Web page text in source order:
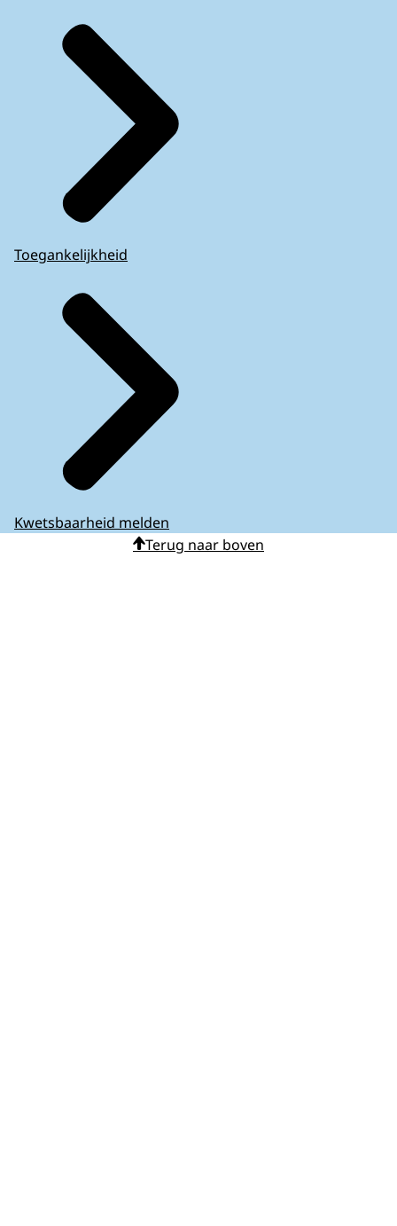
Toegankelijkheid
Kwetsbaarheid melden
Terug naar boven